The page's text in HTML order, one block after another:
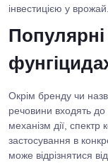
інвестицією у врожай.
Окрім бренду чи
речовини входять
механізм дії, спектр
застосування в
може відрізнятися